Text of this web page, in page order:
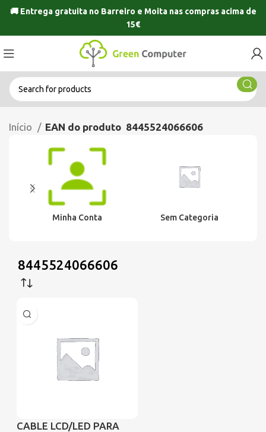
🚚 Entrega gratuita no Barreiro e Moitanas compras acima de
15€
Início EAN do produto 8445524066606
Minha Conta Sem Categoria
8445524066606
CABLE LCD/LED PARA